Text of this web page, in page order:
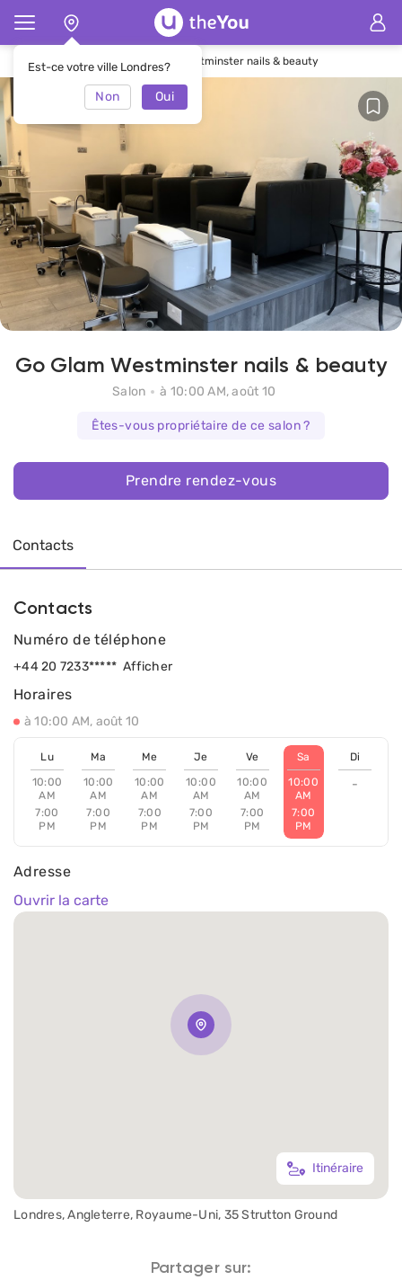
Est-ce votre ville Londres?
Non Oui
Page d'accueil Salon Go Glam Westminster nails & beauty
Go Glam Westminster nails & beauty
Salon à 10:00 AM, août 10
Êtes-vous propriétaire de ce salon ?
Prendre rendez-vous
Contacts
Contacts
Itinéraire
Londres, Angleterre, Royaume-Uni, 35 Strutton Ground
Adresse
Ouvrir la carte
Horaires
à 10:00 AM, août 10
Lu
10:00
AM
7:00
PM
Ma
10:00
AM
7:00
PM
Me
10:00
AM
7:00
PM
Je
10:00
AM
7:00
PM
Ve
10:00
AM
7:00
PM
Sa
10:00
AM
7:00
PM
Di
-
Numéro de téléphone
+44 20 7233***** Afficher
Partager sur: